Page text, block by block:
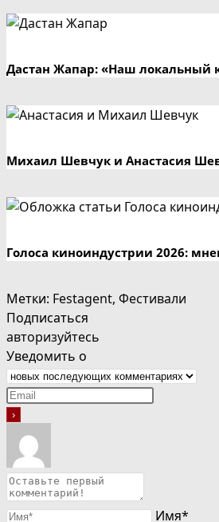
Дастан Жапар: «Наш локальный
Михаил Шевчук и Анастасия
Голоса киноиндустрии 2026:
Метки: Festagent, Фестивали
Подписаться
авторизуйтесь
Уведомить о
Имя*